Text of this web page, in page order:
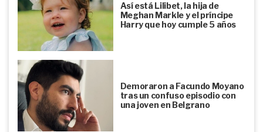
Así está Lilibet, la hija de
Meghan Markle y el príncipe
Harry que hoy cumple 5 años
Demoraron a Facundo Moyano
tras un confuso episodio con
una joven en Belgrano